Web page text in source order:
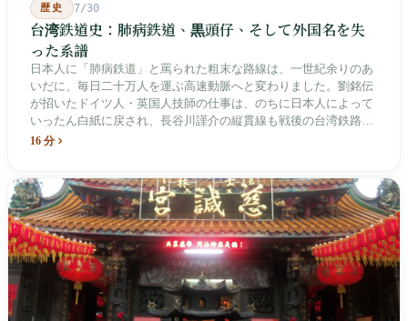
歴史 7/30
台湾鉄道史：肺病鉄道、黒頭仔、そして外国名を失
った系譜
日本人に「肺病鉄道」と罵られた粗末な路線は、一世紀余りのあ
いだに、毎日二十万人を運ぶ高速動脈へと変わりました。劉銘伝
が招いたドイツ人・英国人技師の仕事は、のちに日本人によって
いったん白紙に戻され、長谷川謹介の縦貫線も戦後の台湾鉄路に
よって改名・改番されました。どの世代も前の世代の記録を脚注
治スローガン、そしてようやくプユマ・タロコの世代になって、
先住民族の地名が再びレールの上に敷き戻されたのです。
16 分